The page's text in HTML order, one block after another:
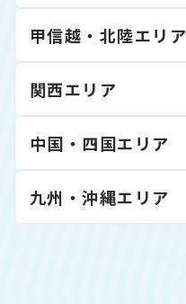
甲信越・北陸エリア
関西エリア
中国・四国エリア
九州・沖縄エリア